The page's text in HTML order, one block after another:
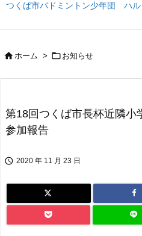
つくば市バドミントン少年団 ハル
ホーム >  お知らせ
第18回つくば市長杯近隣
参加報告
 2020 年 11 月 23 日